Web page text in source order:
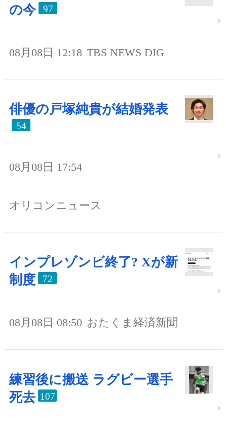
の今
97
08月08日 12:18 TBS NEWS DIG
俳優の戸塚純貴が結婚発表
54
08月08日 17:54
オリコンニュース
インプレゾンビ終了? Xが新
制度
72
08月08日 08:50 おたくま経済新聞
練習後に搬送 ラグビー選手
死去 107